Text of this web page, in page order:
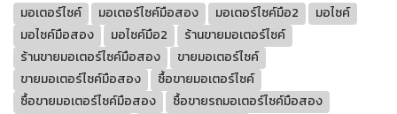
มอเตอร์ไซค์ มอเตอร์ไซค์มือสอง มอเตอร์ไซค์มือ2
มอไซค์
มอไซค์มือสอง
มอไซค์มือ2
ร้านขายมอเตอร์ไซค์
ร้านขายมอเตอร์ไซค์มือสอง
ขายมอเตอร์ไซค์
ขายมอเตอร์ไซค์มือสอง
ซื้อขายมอเตอร์ไซค์
ซื้อขายมอเตอร์ไซค์มือสอง
ซื้อขายรถมอเตอร์ไซค์มือสอง